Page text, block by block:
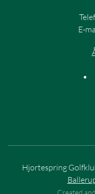
E-
Hjortespring
Created